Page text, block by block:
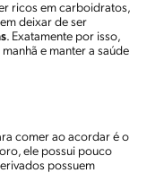
ricos em carboidratos,
deixar de ser
. Exatamente por isso,
e manter a saúde
comer ao acordar é o
ele possui pouco
possuem